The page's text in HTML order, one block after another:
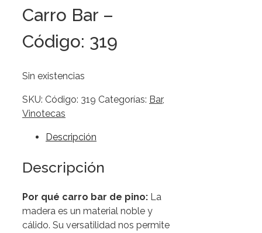
Carro Bar –
Código: 319
Sin existencias
SKU: Código: 319 Categorías: Bar,
Vinotecas
Descripción
Descripción
Por qué carro bar de pino: La
madera es un material noble y
cálido. Su versatilidad nos permite